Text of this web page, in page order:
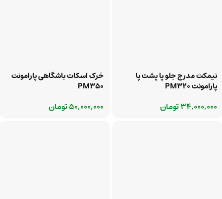
نیمکت مدرج جلو پا پشت پا
پارامونت PM320
34,000,000تومان
خرک اسکات باشگاهی پارامونت
PM350
50,000,000تومان